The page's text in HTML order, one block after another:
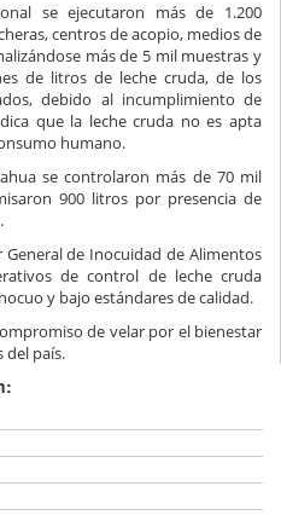
se ejecutaron más de 1.200
centros de acopio, medios de
más de 5 mil muestras y
de litros de leche cruda, de los
debido al incumplimiento de
que la leche cruda no es apta
humano.
se controlaron más de 70 mil
900 litros por presencia de
de Inocuidad de Alimentos
de control de leche cruda
y bajo estándares de calidad.
de velar por el bienestar
del país.